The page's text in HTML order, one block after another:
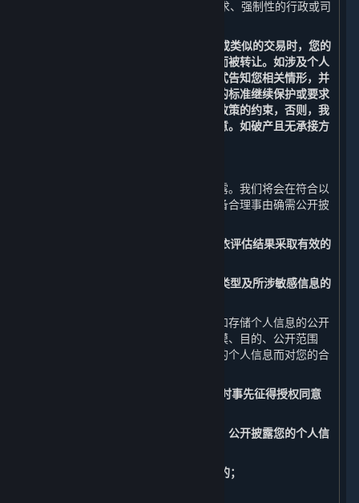
2. 根据适用的法律法规、法律程序的要求、强制性的行政或司
3. 在涉及合并、收购、资产转让、破产或类似的交易时，您的
个人信息有可能作为此类交易的一部分而被转让。如涉及个人
信息转让，我们将通过通知、公告等形式告知您相关情形，并
会按照法律法规及不低于本政策所要求的标准继续保护或要求
新的持有您个人信息的受让方继续受本政策的约束，否则，我
们将要求该受让方重新向您征求授权同意。如破产且无承接方
您的个人信息原则上不会被我们公开披露。我们将会在符合以
下要求的情况下，经法律法规授权或具备合理事由确需公开披
1. 事先开展个人信息安全影响评估，并依评估结果采取有效的
2. 向您告知公开披露个人信息的目的、类型及所涉敏感信息的
如公开您的个人信息，我们将准确记录和存储个人信息的公开
披露的情况，包括公开披露的日期、规模、目的、公开范围
等。此外，我们还将承担因公开披露您的个人信息而对您的合
（四） 共享、转让、公开披露个人信息时事先征得授权同意
请注意，以下情形中，我们共享、转让、公开披露您的个人信
1. 与我们履行法律法规规定的义务相关的；